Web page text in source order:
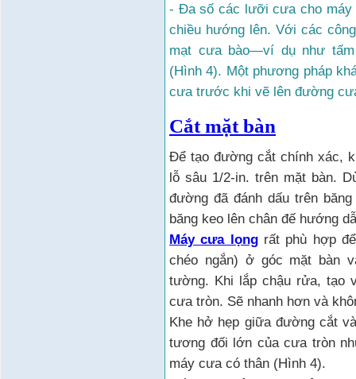
- Đa số các lưỡi cưa cho máy
chiều hướng lên. Với các
mạt cưa bào—ví dụ như
(Hình 4). Một phương pháp
cưa trước khi vẽ lên đường
Cắt mặt bàn
Để tạo đường cắt chính xác,
lỗ sâu 1/2-in. trên mặt bàn.
đường đã đánh dấu trên
băng keo lên chân đế hướng dẫ
Máy cưa lọngrất phù hợp
chéo ngắn) ở góc mặt bàn
tường. Khi lắp chậu rửa, tạo
cưa tròn. Sẽ nhanh hơn và
Khe hở hẹp giữa đường cắt
tương đối lớn của cưa tròn
máy cưa có thân (Hình 4).